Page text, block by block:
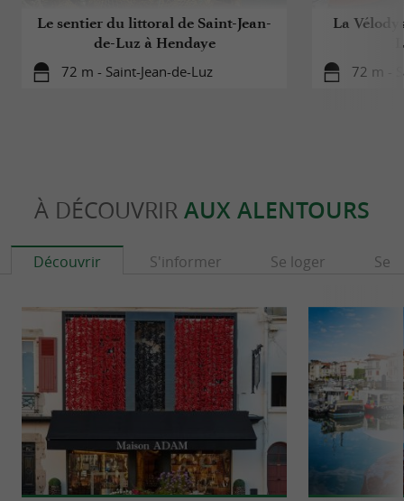
Le sentier du littoral de Saint-Jean-
de-Luz à Hendaye
72 m - Saint-Jean-de-Luz
La
72 m -
À DÉCOUVRIR AUX ALENTOURS
Découvrir S'informer Se loger Se